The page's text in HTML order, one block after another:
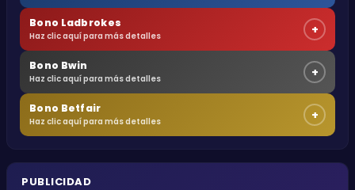
Bono Ladbrokes
Haz clic aquí para más detalles +
Bono Bwin
Haz clic aquí para más detalles +
Bono Betfair
Haz clic aquí para más detalles +
PUBLICIDAD